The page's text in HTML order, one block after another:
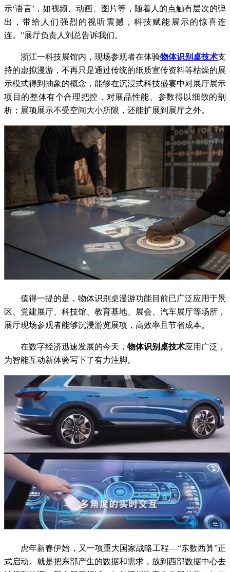
示‘语言’，如视频、动画、图片等，随着人的点触有层次的弹
出，带给人们强烈的视听震撼，科技赋能展示的惊喜连
连。”展厅负责人刘总告诉我们。
浙江一科技展馆内，现场参观者在体验物体识别桌技术支
持的虚拟漫游，不再只是通过传统的纸质宣传资料等枯燥的展
示模式得到抽象的概念，能够在沉浸式科技盛宴中对展厅展示
项目的整体有个合理把控，对展品性能、参数得以细致的剖
析；展项展示不受空间大小所限，还能扩展到展厅之外。
值得一提的是，物体识别桌漫游功能目前已广泛应用于景
区、党建展厅、科技馆、教育基地、展会、汽车展厅等场所，
展厅现场参观者能够沉浸游览展项，高效率且节省成本。
在数字经济迅速发展的今天， 物体识别桌技术应用广泛，
为智能互动新体验写下了有力注脚。
虎年新春伊始，又一项重大国家战略工程—“东数西算”正
式启动。就是把东部产生的数据和需求，放到西部数据中心去